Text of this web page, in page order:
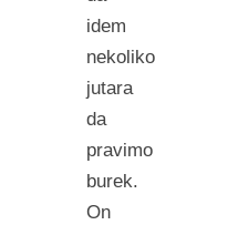
idem
nekoliko
jutara
da
pravimo
burek.
On